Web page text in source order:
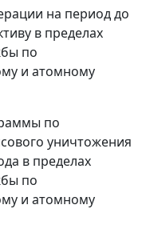
на период до
в пределах
по
и атомному
по
уничтожения
в пределах
по
и атомному